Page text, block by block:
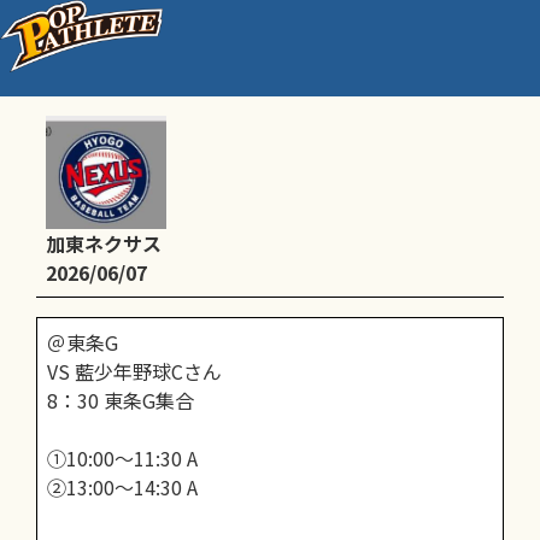
練習試合 VS 藍少年野球Cさん
加東ネクサス
2026/06/07
＠東条G
VS 藍少年野球Cさん
8：30 東条G集合
①10:00〜11:30 A
②13:00〜14:30 A